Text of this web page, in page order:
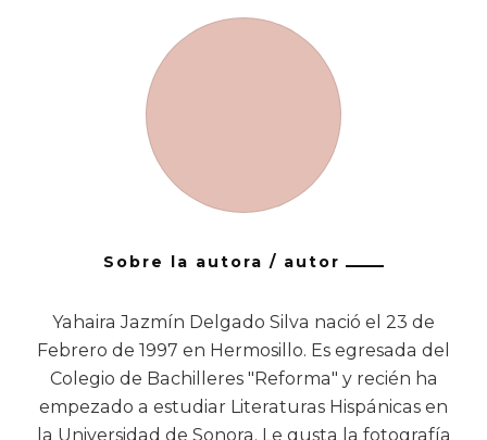
Sobre la autora / autor
Yahaira Jazmín Delgado Silva nació el 23 de
Febrero de 1997 en Hermosillo. Es egresada del
Colegio de Bachilleres "Reforma" y recién ha
empezado a estudiar Literaturas Hispánicas en
la Universidad de Sonora. Le gusta la fotografía